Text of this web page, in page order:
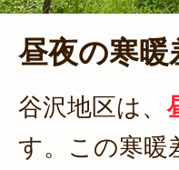
昼夜の寒
谷沢地区は、
す。この寒暖